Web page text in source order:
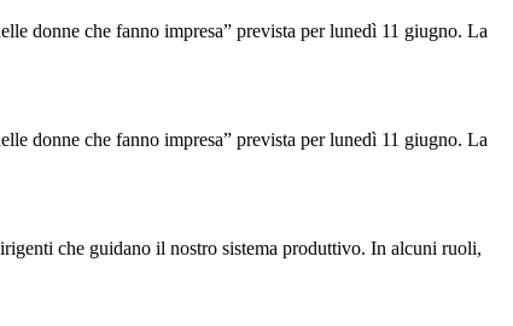
donne che fanno impresa” prevista per lunedì 11 giugno. La
donne che fanno impresa” prevista per lunedì 11 giugno. La
che guidano il nostro sistema produttivo. In alcuni ruoli,